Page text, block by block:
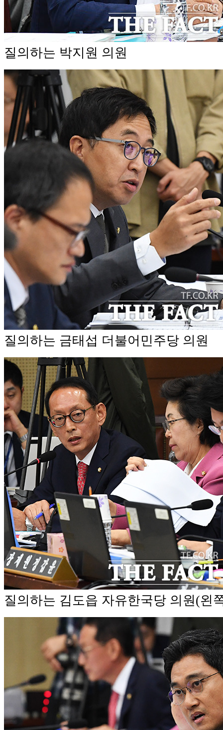
질의하는 박지원 의원
질의하는 금태섭 더불어민주당 의원
질의하는 김도읍 자유한국당 의원(왼